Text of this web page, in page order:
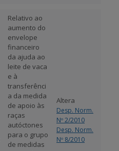
Relativo ao
aumento do
envelope
financeiro
da ajuda ao
leite de vaca
e à
transferênci
a da medida
de apoio às
raças
autóctones
para o grupo
de medidas
Altera
Desp. Norm.
Nº 2/2010
Desp. Norm.
Nº 8/2010